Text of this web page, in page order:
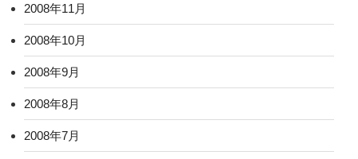
2008年11月
2008年10月
2008年9月
2008年8月
2008年7月